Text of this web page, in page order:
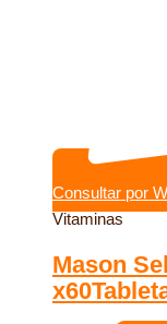
Consultar por
Vitaminas
Mason